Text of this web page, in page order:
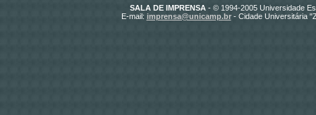
SALA DE IMPRENSA- © 1994-2005 Universidade
E-mail: imprensa@unicamp.br- Cidade Universitária